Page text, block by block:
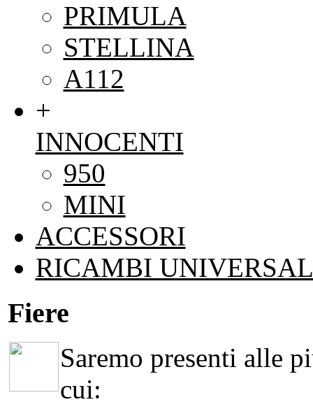
PRIMULA
STELLINA
A112
+
INNOCENTI
950
MINI
ACCESSORI
RICAMBI
Fiere
Saremo presenti alle
cui: